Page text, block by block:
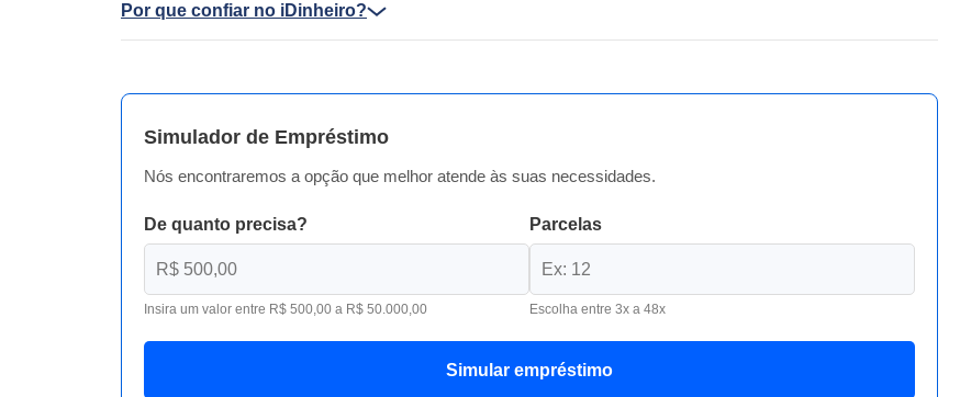
Por que confiar no iDinheiro?
Simulador de Empréstimo
Nós encontraremos a opção que melhor atende às suas necessidades.
De quanto precisa?
Insira um valor entre R$ 500,00 a R$ 50.000,00
Parcelas
Escolha entre 3x a 48x
Simular empréstimo